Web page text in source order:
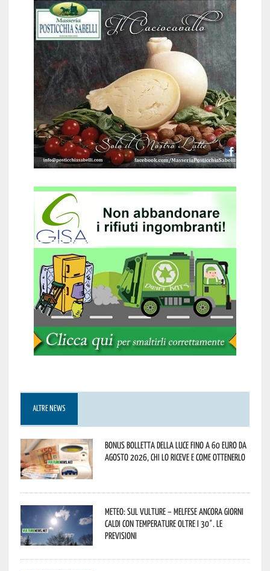
ALTRE NEWS
Bonus bolletta della luce fino a 60 euro da
agosto 2026, chi lo riceve e come ottenerlo
Meteo: sul Vulture – melfese ancora giorni
caldi con temperature oltre i 30°. Le
previsioni